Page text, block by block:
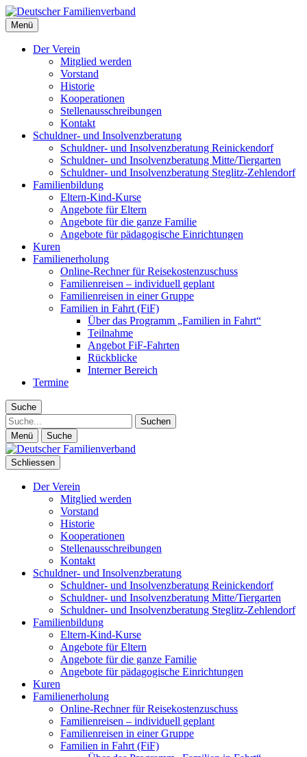
Deutscher Familienverband
Landesverband Berlin
Menü
Der Verein
Mitglied werden
Vorstand
Historie
Kooperationen
Stellenausschreibungen
Kontakt
Schuldner- und Insolvenzberatung
Schuldner- und Insolvenzberatung Reinickendorf
Schuldner- und Insolvenzberatung Mitte/Tiergarten
Schuldner- und Insolvenzberatung Steglitz-Zehlendorf
Familienbildung
Eltern-Kind-Kurse
Angebote für Eltern
Angebote für die ganze Familie
Angebote für pädagogische Einrichtungen
Kuren
Familienerholung
Online-Rechner für Reisekostenzuschuss
Familienreisen – individuell geplant
Familienreisen in einer Gruppe
Familien in Fahrt (FiF)
Über das Programm „Familien in Fahrt“
Teilnahme
Angebot FiF-Fahrten
Rückblicke
Interner Bereich
Termine
Suche
Suche
Menü Suche
Schliessen
Der Verein
Mitglied werden
Vorstand
Historie
Kooperationen
Stellenausschreibungen
Kontakt
Schuldner- und Insolvenzberatung
Schuldner- und Insolvenzberatung Reinickendorf
Schuldner- und Insolvenzberatung Mitte/Tiergarten
Schuldner- und Insolvenzberatung Steglitz-Zehlendorf
Familienbildung
Eltern-Kind-Kurse
Angebote für Eltern
Angebote für die ganze Familie
Angebote für pädagogische Einrichtungen
Kuren
Familienerholung
Online-Rechner für Reisekostenzuschuss
Familienreisen – individuell geplant
Familienreisen in einer Gruppe
Familien in Fahrt (FiF)